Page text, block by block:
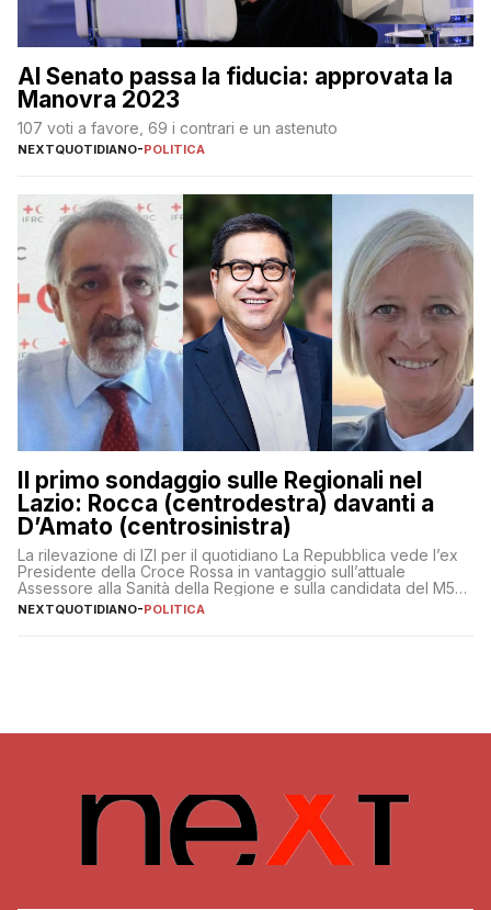
Al Senato passa la fiducia: approvata la
Manovra 2023
107 voti a favore, 69 i contrari e un astenuto
NEXTQUOTIDIANO-POLITICA
Il primo sondaggio sulle Regionali nel
Lazio: Rocca (centrodestra) davanti a
D’Amato (centrosinistra)
La rilevazione di IZI per il quotidiano La Repubblica vede l’ex
Presidente della Croce Rossa in vantaggio sull’attuale
Assessore alla Sanità della Regione e sulla candidata del M5S
Donatella Bianchi
NEXTQUOTIDIANO-POLITICA